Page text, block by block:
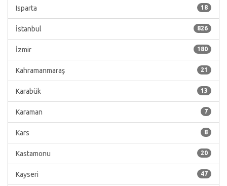
18
Isparta
826
İstanbul
180
İzmir
21
Kahramanmaraş
13
Karabük
7
Karaman
8
Kars
20
Kastamonu
47
Kayseri